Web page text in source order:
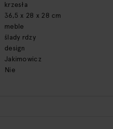
krzesła
36,5 x 28 x 28 cm
meble
ślady rdzy
design
Jakimowicz
Nie